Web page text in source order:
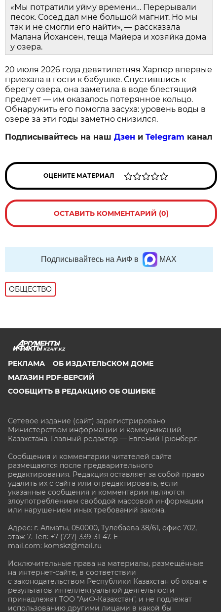
«Мы потратили уйму времени… Перерывали
песок. Сосед дал мне большой магнит. Но мы
так и не смогли его найти», — рассказала
Малана Йохансен, теща Майера и хозяйка дома
у озера.
20 июля 2026 года девятилетняя Харпер впервые
приехала в гости к бабушке. Спустившись к
берегу озера, она заметила в воде блестящий
предмет — им оказалось потерянное кольцо.
Обнаружить его помогла засуха: уровень воды в
озере за эти годы заметно снизился.
Подписывайтесь на нашДзен иTelegram канал
ОЦЕНИТЕ МАТЕРИАЛ
ОСТАВИТЬ КОММЕНТАРИЙ (0)
Подписывайтесь на АиФ в MAX
ОБЩЕСТВО
KZAIF.KZ
РЕКЛАМА
ОБ ИЗДАТЕЛЬСКОМ ДОМЕ
МАГАЗИН PDF-ВЕРСИЙ
СООБЩИТЬ В РЕДАКЦИЮ ОБ ОШИБКЕ
Сетевое издание (сайт) зарегистрировано
Министерством информации и коммуникаций
Казахстана. Главный редактор — Евгений Грюнберг.
Сообщения и комментарии читателей сайта
размещаются после предварительного
редактирования. Редакция оставляет за собой право
удалить их с сайта или отредактировать, если
указанные сообщения и комментарии являются
злоупотреблением свободой массовой информации
или нарушением иных требований закона.
Адрес: г. Алматы, 050000, Тулебаева 38/61, офис 702,
этаж 7. Тел: +7 (727) 339-31-47. E-
mail.com: komskz@mail.ru
Исключительные права на материалы, размещённые
на интернет-сайте, в соответствии
с законодательством Республики Казахстан об охране
результатов интеллектуальной деятельности
принадлежат ТОО "АиФ-Казахстан", и не подлежат
использованию другими лицами в какой бы